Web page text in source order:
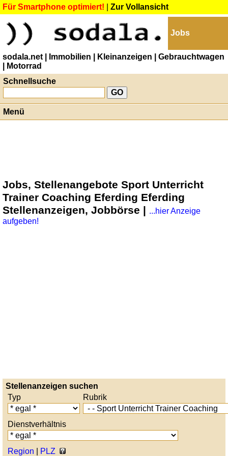
Für Smartphone optimiert! Zur Vollansicht
Jobs
sodala.net | Immobilien | Kleinanzeigen
| Gebrauchtwagen
| Motorrad
Schnellsuche
Menü
Jobs, Stellenangebote Sport Unterricht
Trainer Coaching Eferding Eferding
Stellenanzeigen, Jobbörse | ...hier Anzeige
aufgeben!
Stellenanzeigen suchen
Typ
Rubrik
Dienstverhältnis
Region
PLZ